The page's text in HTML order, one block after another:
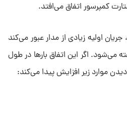
کمپرسور اتفاق می‌افتد.
اولیه زیادی از مدار عبور می‌کند
می‌شود. اگر این اتفاق بارها در طول
موارد زیر افزایش پیدا می‌کند: